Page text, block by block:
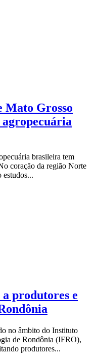
Mato Grosso
agropecuária
brasileira tem
coração da região Norte
estudos...
produtores e
no âmbito do Instituto
de Rondônia (IFRO),
produtores...